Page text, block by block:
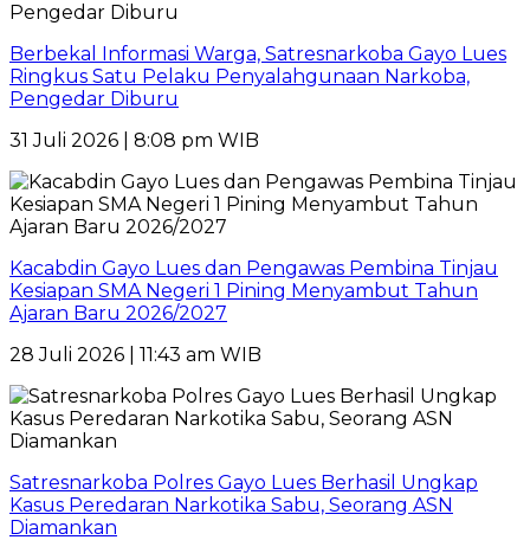
Berbekal Informasi Warga, Satresnarkoba Gayo Lues
Ringkus Satu Pelaku Penyalahgunaan Narkoba,
Pengedar Diburu
31 Juli 2026 | 8:08 pm WIB
Kacabdin Gayo Lues dan Pengawas Pembina Tinjau
Kesiapan SMA Negeri 1 Pining Menyambut Tahun
Ajaran Baru 2026/2027
28 Juli 2026 | 11:43 am WIB
Satresnarkoba Polres Gayo Lues Berhasil Ungkap
Kasus Peredaran Narkotika Sabu, Seorang ASN
Diamankan